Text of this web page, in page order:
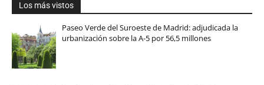
Los más vistos
Paseo Verde del Suroeste de Madrid: adjudicada la
urbanización sobre la A-5 por 56,5 millones